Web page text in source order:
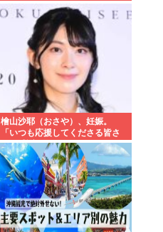
檜山沙耶（おさや）、妊娠。
「いつも応援してくださる皆さ
まに感謝 」